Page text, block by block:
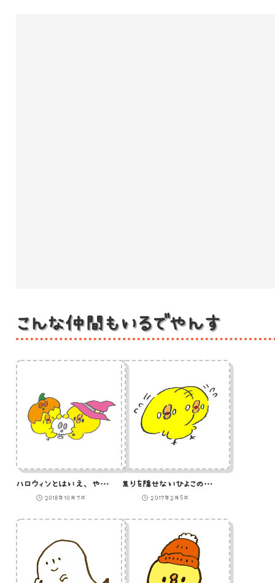
こんな仲間もいるでやんす
ハロウィンとはいえ、やることがわからないのでドクロを触りまくるひよこのイラスト
2018年10月7日
焦りを隠せないひよこのイラスト
2017年2月5日